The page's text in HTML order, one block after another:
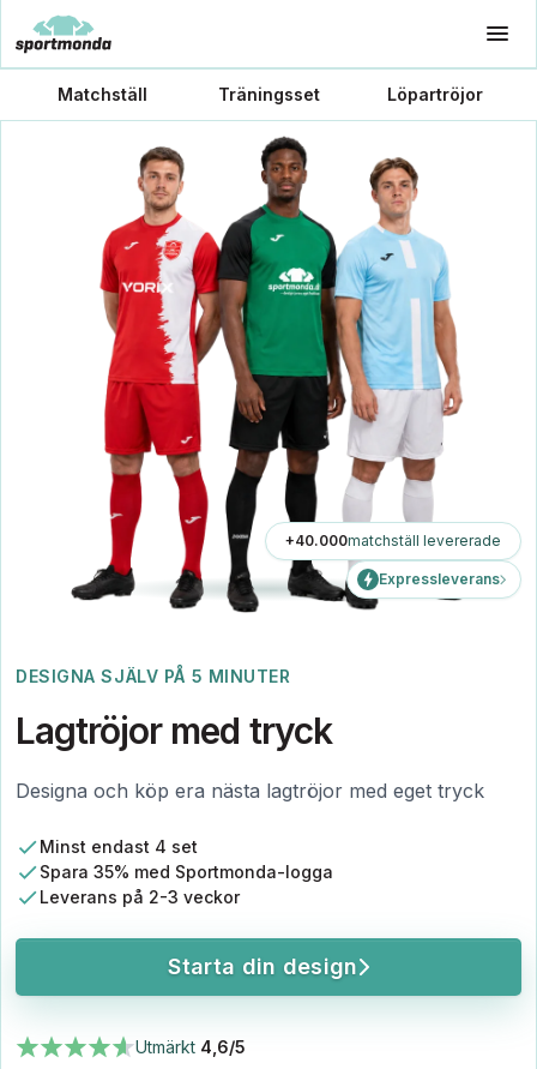
Matchställ Träningsset Löpartröjor
DESIGNA SJÄLV PÅ 5 MINUTER
Lagtröjor med tryck
Designa och köp era nästa lagtröjor med eget tryck
Minst endast 4 set
Spara 35% med Sportmonda-logga
Leverans på 2-3 veckor
Starta din design
Utmärkt 4,6/5
+40.000matchställ levererade
Expressleverans